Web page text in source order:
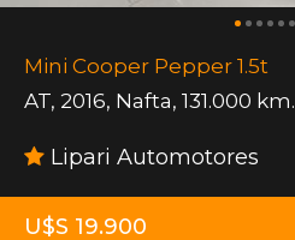
Mini Cooper Pepper 1.5t
AT, 2016, Nafta, 131.000 km.
Lipari Automotores
U$S 19.900